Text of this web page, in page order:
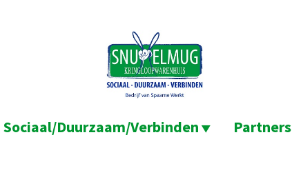
Sociaal/Duurzaam/Verbinden Partners